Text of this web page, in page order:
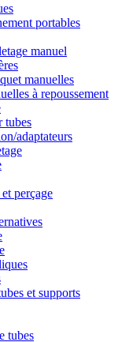
portables
manuel
manuelles
à repoussement
tubes
adaptateurs
perçage
et supports
tubes